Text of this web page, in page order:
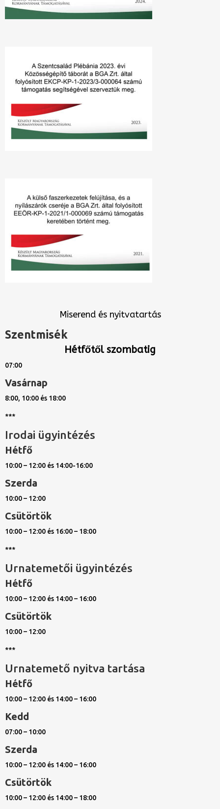
Miserend és nyitvatartás
Szentmisék
Hétfőtől szombatig
07:00
Vasárnap
8:00, 10:00 és 18:00
***
Irodai ügyintézés
Hétfő
10:00 – 12:00 és 14:00-16:00
Szerda
10:00 – 12:00
Csütörtök
10:00 – 12:00 és 16:00 – 18:00
***
Urnatemetői ügyintézés
Hétfő
10:00 – 12:00 és 14:00 – 16:00
Csütörtök
10:00 – 12:00
***
Urnatemető nyitva tartása
Hétfő
10:00 – 12:00 és 14:00 – 16:00
Kedd
07:00 – 10:00
Szerda
10:00 – 12:00 és 14:00 – 16:00
Csütörtök
10:00 – 12:00 és 14:00 – 18:00